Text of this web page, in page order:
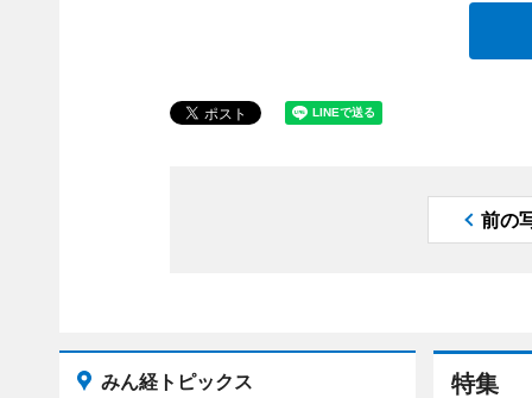
前の
特集
みん経トピックス